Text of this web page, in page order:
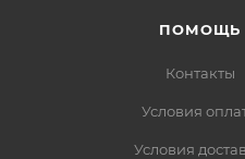
ПОМОЩЬ
Контакты
Условия
Условия